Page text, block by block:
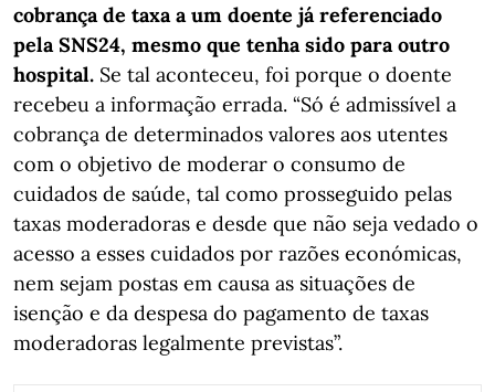
cobrança de taxa a um doente já referenciado
pela SNS24, mesmo que tenha sido para outro
hospital. Se tal aconteceu, foi porque o doente
recebeu a informação errada. “Só é admissível a
cobrança de determinados valores aos utentes
com o objetivo de moderar o consumo de
cuidados de saúde, tal como prosseguido pelas
taxas moderadoras e desde que não seja vedado o
acesso a esses cuidados por razões económicas,
nem sejam postas em causa as situações de
isenção e da despesa do pagamento de taxas
moderadoras legalmente previstas”.